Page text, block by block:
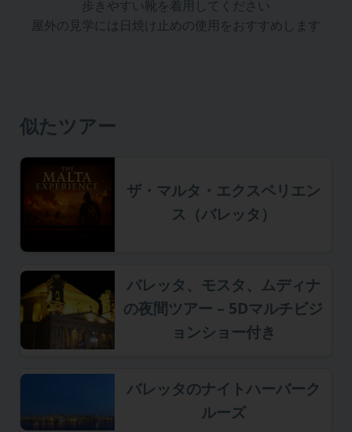
歩きやすい靴を着用してください
屋外の見学には日焼け止めの使用をおすすめします
似たツアー
ザ・マルタ・エクスペリエン
ス（バレッタ）
バレッタ、モスタ、ムディナ
の夜間ツアー – 5Dマルチビジ
ョンショー付き
バレッタのナイトハーバーク
ルーズ